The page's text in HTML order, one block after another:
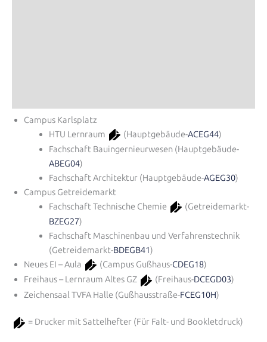
Campus Karlsplatz
HTU Lernraum
(Hauptgebäude-ACEG44)
Fachschaft Bauingernieurwesen (Hauptgebäude-
ABEG04)
Fachschaft Architektur (Hauptgebäude-AGEG30)
Campus Getreidemarkt
Fachschaft Technische Chemie
(Getreidemarkt-
BZEG27)
Fachschaft Maschinenbau und Verfahrenstechnik
(Getreidemarkt-BDEGB41)
Neues EI – Aula
(Campus Gußhaus-CDEG18)
Freihaus – Lernraum Altes GZ
(Freihaus-DCEGD03)
Zeichensaal TVFA Halle (Gußhausstraße-FCEG10H)
= Drucker mit Sattelhefter (Für Falt- und Bookletdruck)